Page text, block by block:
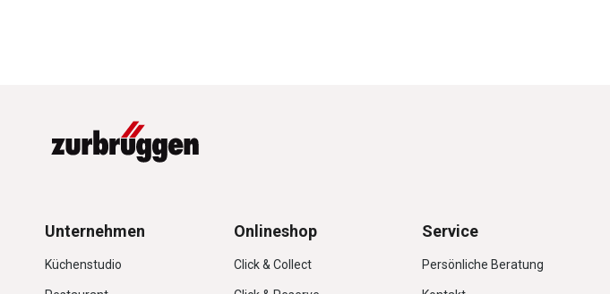
Unternehmen
Küchenstudio
Onlineshop
Click & Collect
Service
Persönliche Beratung